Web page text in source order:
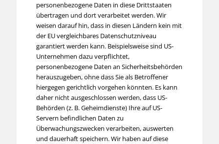
personenbezogene Daten in diese Drittstaaten
übertragen und dort verarbeitet werden. Wir
weisen darauf hin, dass in diesen Ländern kein mit
der EU vergleichbares Datenschutzniveau
garantiert werden kann. Beispielsweise sind US-
Unternehmen dazu verpflichtet,
personenbezogene Daten an Sicherheitsbehörden
herauszugeben, ohne dass Sie als Betroffener
hiergegen gerichtlich vorgehen könnten. Es kann
daher nicht ausgeschlossen werden, dass US-
Behörden (z. B. Geheimdienste) Ihre auf US-
Servern befindlichen Daten zu
Überwachungszwecken verarbeiten, auswerten
und dauerhaft speichern. Wir haben auf diese